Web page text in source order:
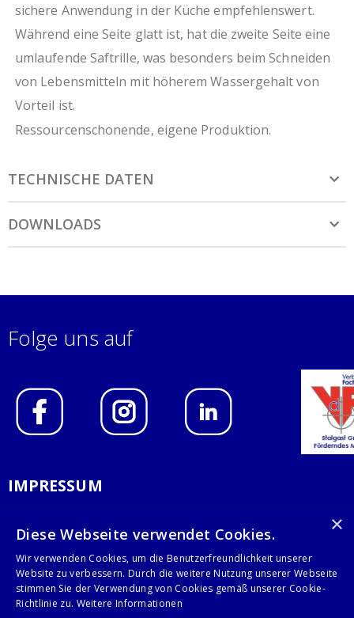
sichere Anwendung in der Küche empfehlenswert.
Während eine Seite glatt ist, hat die zweite Seite eine
umlaufende Saftrille, was besonders beim Schneiden
von Lebensmitteln mit höherem Wassergehalt von
Vorteil ist.
Ressourcenschonende, eigene Produktion.
TECHNISCHE DATEN
DOWNLOADS
Folge uns auf
IMPRESSUM
AGB
KONTAKT
×
Diese Webseite verwendet Cookies.
Wir verwenden Cookies, um die Benutzerfreundlichkeit unserer
Website zu verbessern. Durch die weitere Nutzung unserer Webseite
stimmen Sie der Verwendung von Cookies gemäß unserer Cookie-
Richtlinie zu. Weitere Informationen